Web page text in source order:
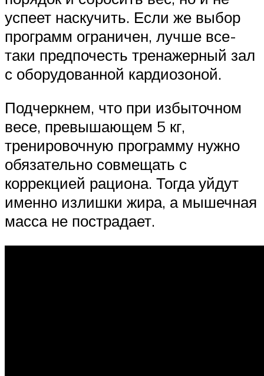
успеет наскучить. Если же выбор
программ ограничен, лучше все-
таки предпочесть тренажерный зал
с оборудованной кардиозоной.
Подчеркнем, что при избыточном
весе, превышающем 5 кг,
тренировочную программу нужно
обязательно совмещать с
коррекцией рациона. Тогда уйдут
именно излишки жира, а мышечная
масса не пострадает.